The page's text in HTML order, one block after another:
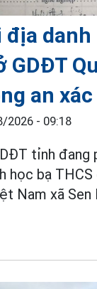
địa danh
GDĐT
an
2026 - 09:18
tỉnh đang
học bạ THCS
Nam xã Sen